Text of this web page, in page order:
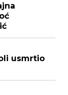
usmrtio